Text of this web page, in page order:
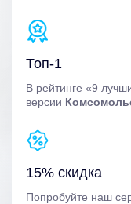
Топ-1
В рейтинге «9
версии
15% скидка
Попробуйте наш